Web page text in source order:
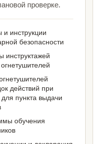
проверке.
и инструкции
безопасности
инструктажей
действий при
пункта выдачи
обучения